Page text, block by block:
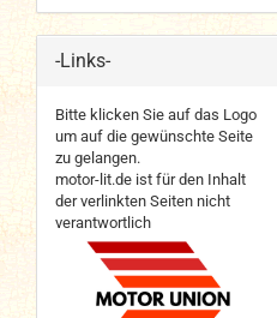
-Links-
Bitte klicken Sie auf das Logo
um auf die gewünschte Seite
zu gelangen.
motor-lit.de ist für den Inhalt
der verlinkten Seiten nicht
verantwortlich